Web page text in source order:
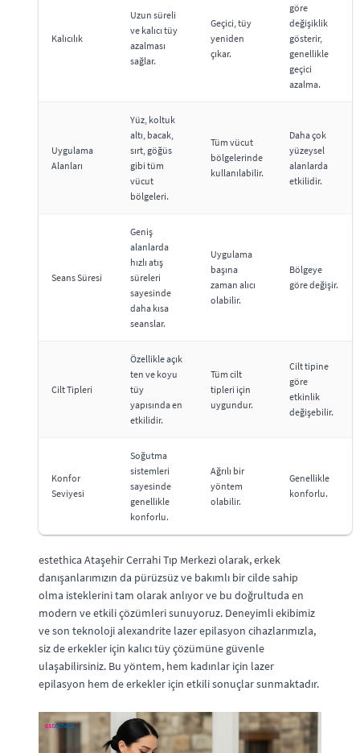
Kalıcılık
Uzun süreli
ve kalıcı tüy
azalması
sağlar.
Geçici, tüy
yeniden
çıkar.
göre
değişiklik
gösterir,
genellikle
geçici
azalma.
Uygulama
Alanları
Yüz, koltuk
altı, bacak,
sırt, göğüs
gibi tüm
vücut
bölgeleri.
Tüm vücut
bölgelerinde
kullanılabilir.
Daha çok
yüzeysel
alanlarda
etkilidir.
Seans Süresi
Geniş
alanlarda
hızlı atış
süreleri
sayesinde
daha kısa
seanslar.
Uygulama
başına
zaman alıcı
olabilir.
Bölgeye
göre değişir.
Cilt Tipleri
Özellikle açık
ten ve koyu
tüy
yapısında en
etkilidir.
Tüm cilt
tipleri için
uygundur.
Cilt tipine
göre
etkinlik
değişebilir.
Konfor
Seviyesi
Soğutma
sistemleri
sayesinde
genellikle
konforlu.
Ağrılı bir
yöntem
olabilir.
Genellikle
konforlu.
estethica Ataşehir Cerrahi Tıp Merkezi olarak, erkek
danışanlarımızın da pürüzsüz ve bakımlı bir cilde sahip
olma isteklerini tam olarak anlıyor ve bu doğrultuda en
modern ve etkili çözümleri sunuyoruz. Deneyimli ekibimiz
ve son teknoloji alexandrite lazer epilasyon cihazlarımızla,
siz de erkekler için kalıcı tüy çözümüne güvenle
ulaşabilirsiniz. Bu yöntem, hem kadınlar için lazer
epilasyon hem de erkekler için etkili sonuçlar sunmaktadır.